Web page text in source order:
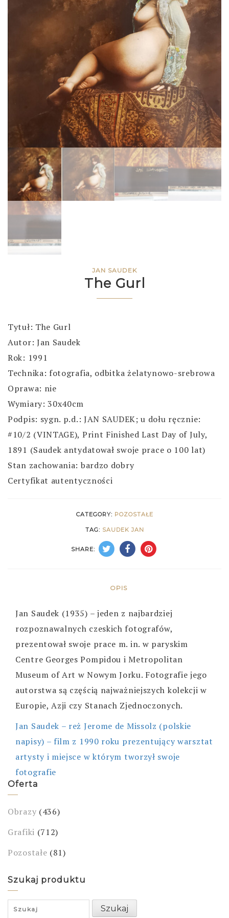
JAN SAUDEK
The Gurl
Tytuł: The Gurl
Autor: Jan Saudek
Rok: 1991
Technika: fotografia, odbitka żelatynowo-srebrowa
Oprawa: nie
Wymiary: 30x40cm
Podpis: sygn. p.d.: JAN SAUDEK; u dołu ręcznie:
#10/2 (VINTAGE), Print Finished Last Day of July,
1891 (Saudek antydatował swoje prace o 100 lat)
Stan zachowania: bardzo dobry
Certyfikat autentyczności
CATEGORY: POZOSTAŁE
TAG: SAUDEK JAN
SHARE:
OPIS
Jan Saudek (1935) – jeden z najbardziej
rozpoznawalnych czeskich fotografów,
prezentował swoje prace m. in. w paryskim
Centre Georges Pompidou i Metropolitan
Museum of Art w Nowym Jorku. Fotografie jego
autorstwa są częścią najważniejszych kolekcji w
Europie, Azji czy Stanach Zjednoczonych.
Jan Saudek – reż Jerome de Missolz (polskie
napisy) – film z 1990 roku prezentujący warsztat
artysty i miejsce w którym tworzył swoje
fotografie
Oferta
Obrazy (436)
Grafiki (712)
Pozostałe (81)
Szukaj produktu
Search
Szukaj